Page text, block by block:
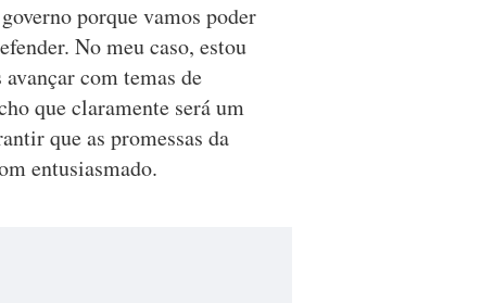
porque vamos poder
No meu caso, estou
com temas de
que claramente será um
que as promessas da
entusiasmado.